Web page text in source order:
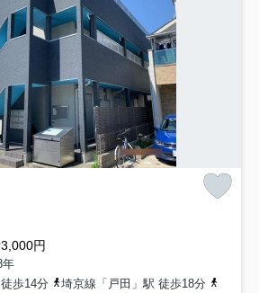
円
年
歩14分
埼京線「戸田」駅 徒歩18分